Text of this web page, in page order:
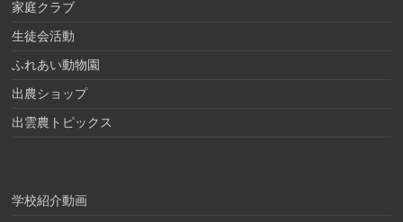
家庭クラブ
生徒会活動
ふれあい動物園
出農ショップ
出雲農トピックス
学校紹介動画